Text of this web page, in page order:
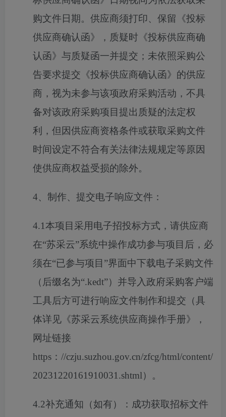
购文件日期。供应商须打印、保留《投标
供应商确认函》，质疑时《投标供应商确
认函》与质疑函一并提交；未依照采购公
告要求提交《投标供应商确认函》的供应
商，视为未参与该项政府采购活动，不具
备对该政府采购项目提出质疑的法定权
利，但因供应商资格条件或获取采购文件
时间设定不符合有关法律法规规定等原因
使供应商权益受损的除外。
4、制作、提交电子响应文件：
4.1本项目采用电子招投标方式，请供应商
在“苏采云”系统中操作成功参与项目后，必
须在“已参与项目”界面中下载电子采购文件
（后缀名为“.kedt”）并导入政府采购客户端
工具后方可进行响应文件制作和提交（具
体详见《苏采云系统供应商操作手册》，
网址链接
https：//czju.suzhou.gov.cn/zfcg/html/content/
20231220161910031.shtml）。
4.2补充通知（如有）：成功获取招标文件